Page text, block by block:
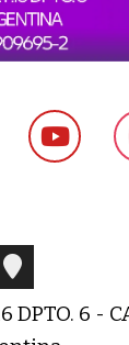
DPTO. 6 -